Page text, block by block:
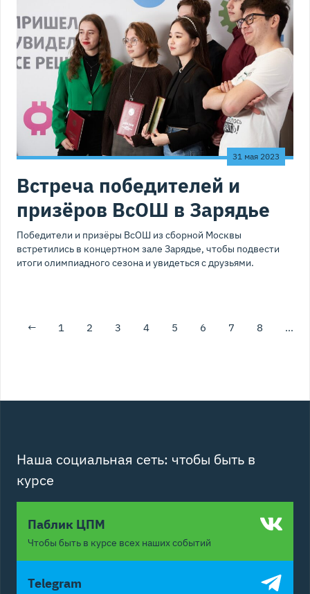
31 мая 2023
Встреча победителей и
призёров ВсОШ в Зарядье
Победители и призёры ВсОШ из сборной Москвы
встретились в концертном зале Зарядье, чтобы подвести
итоги олимпиадного сезона и увидеться с друзьями.
← 1 2 3 4 5 6 7 8 …
Наша социальная сеть: чтобы быть в
курсе
Паблик ЦПМ
Чтобы быть в курсе всех наших событий
Telegram